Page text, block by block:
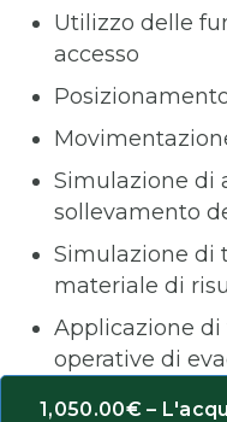
Utilizzo delle
accesso
Simulazione di
sollevamento
Simulazione di
materiale di
Applicazione
operative di
1,050.00€ –